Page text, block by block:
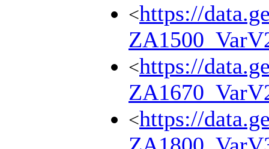
<https://
<https://
<https://